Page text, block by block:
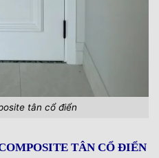
tân cổ điển
TÂN CỔ ĐIỂN